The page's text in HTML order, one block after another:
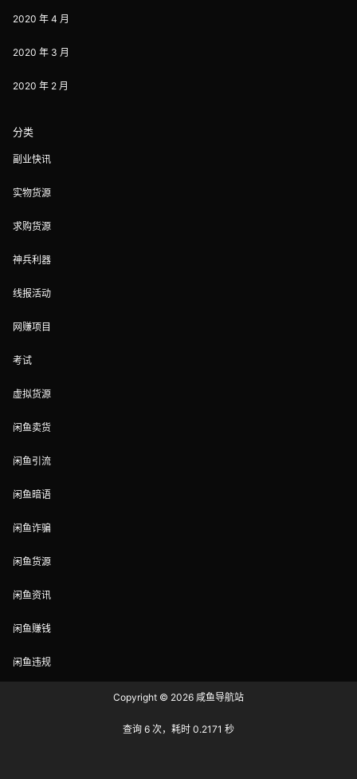
2020 年 4 月
2020 年 3 月
2020 年 2 月
分类
副业快讯
实物货源
求购货源
神兵利器
线报活动
网赚项目
考试
虚拟货源
闲鱼卖货
闲鱼引流
闲鱼暗语
闲鱼诈骗
闲鱼货源
闲鱼资讯
闲鱼赚钱
闲鱼违规
Copyright © 2026 咸鱼导航站
查询 6 次，耗时 0.2171 秒